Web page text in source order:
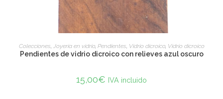
READ MORE
Colecciones, Joyería en vidrio, Pendientes, Vidrio dicroico, Vidrio dicroico
Pendientes de vidrio dicroico con relieves azul oscuro
15,00€ IVA incluido